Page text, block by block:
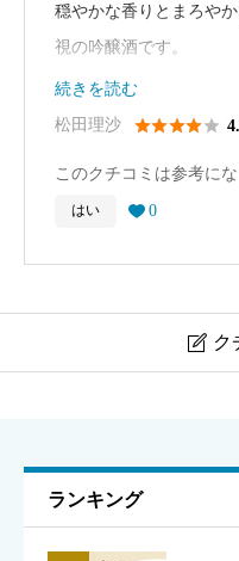
穏やかな香りとまろや
視の吟醸酒です。
グラスに注ぐと、ほん
魚など繊細な和食との
立ち、ぬる燗ではやさ
続きを読む
松田理沙 
このクチコミは参考に
はい  0
 ク
ランキング